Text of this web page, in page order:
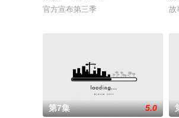
官方宣布第三季 故
第7集 5.0